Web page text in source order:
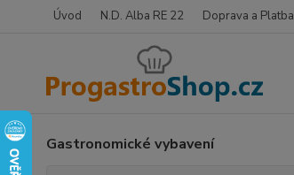
Úvod N.D. Alba RE 22 Doprava a Platba
Gastronomické vybavení